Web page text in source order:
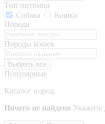
Тип питомца
Собака
Кошка
Порода
Породы кошек
Выбрать все
Популярные
Каталог пород
Ничего не найдено Укажите